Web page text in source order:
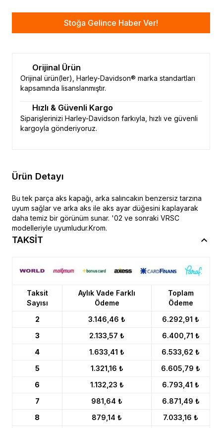
Stoğa Gelince Haber Ver!
Orijinal Ürün
Orijinal ürün(ler), Harley-Davidson® marka standartları
kapsamında lisanslanmıştır.
Hızlı & Güvenli Kargo
Siparişlerinizi Harley-Davidson farkıyla, hızlı ve güvenli
kargoyla gönderiyoruz.
Ürün Detayı
Bu tek parça aks kapağı, arka salıncakın benzersiz tarzına
uyum sağlar ve arka aks ile aks ayar düğesini kaplayarak
daha temiz bir görünüm sunar. '02 ve sonraki VRSC
modelleriyle uyumludur.Krom.
TAKSİT
Taksit
Sayısı
Aylık Vade Farklı
Ödeme
Toplam
Ödeme
2
3.146,46 ₺
6.292,91 ₺
3
2.133,57 ₺
6.400,71 ₺
4
1.633,41 ₺
6.533,62 ₺
5
1.321,16 ₺
6.605,79 ₺
6
1.132,23 ₺
6.793,41 ₺
7
981,64 ₺
6.871,49 ₺
8
879,14 ₺ 7.033,16 ₺